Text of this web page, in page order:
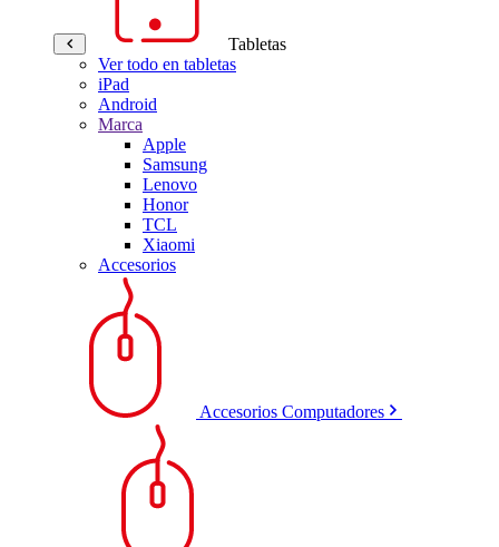
Tabletas
Ver todo en tabletas
iPad
Android
Marca
Apple
Samsung
Lenovo
Honor
TCL
Xiaomi
Accesorios
Accesorios Computadores